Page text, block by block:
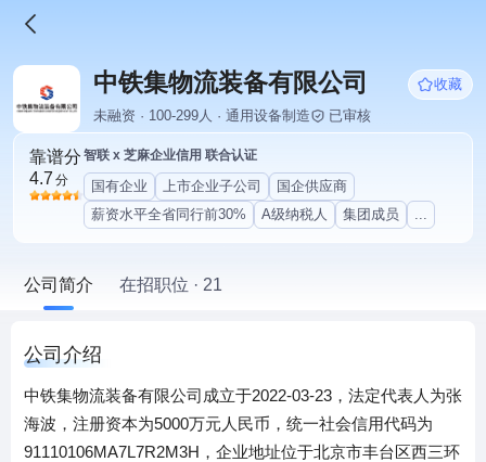
中铁集物流装备有限公司
收藏
未融资 · 100-299人 · 通用设备制造
已审核
靠谱分
4.7 分
智联 x 芝麻企业信用 联合认证
国有企业 上市企业子公司
国企供应商
薪资水平全省同行前30%
A级纳税人 集团成员 ...
公司简介 在招职位 · 21
公司介绍
中铁集物流装备有限公司成立于2022-03-23，法定代表人为张
海波，注册资本为5000万元人民币，统一社会信用代码为
91110106MA7L7R2M3H，企业地址位于北京市丰台区西三环